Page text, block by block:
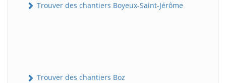
Trouver des chantiers Boyeux-Saint-Jérôme
Trouver des chantiers Boz